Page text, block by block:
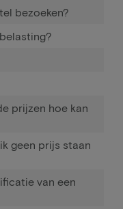
bezoeken?
prijzen hoe kan
geen prijs staan
van een